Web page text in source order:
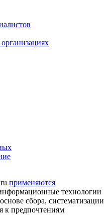
применяются
технологии
сбора, систематизации
к предпочтениям